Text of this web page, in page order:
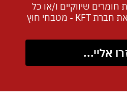
שיווקיים ו/או כל
חומר פרסומי אחר מאת חברת KFT - מטבחי חוץ
אליי...